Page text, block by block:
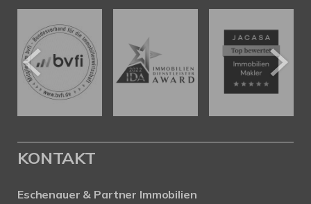
KONTAKT
Eschenauer & Partner Immobilien